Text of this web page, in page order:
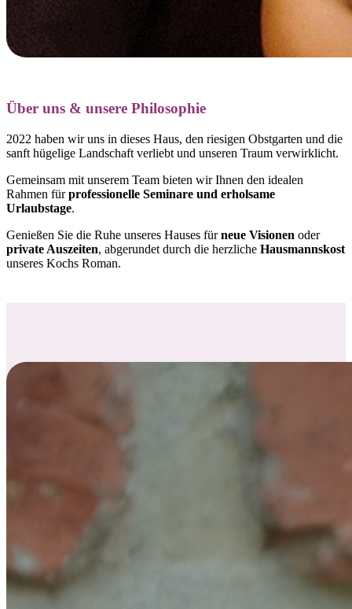
Über uns & unsere Philosophie
2022 haben wir uns in dieses Haus, den riesigen Obstgarten und die
sanft hügelige Landschaft verliebt und unseren Traum verwirklicht.
Gemeinsam mit unserem Team bieten wir Ihnen den idealen
Rahmen fürprofessionelle Seminare und erholsame
Urlaubstage.
Genießen Sie die Ruhe unseres Hauses fürneue Visionen oder
private Auszeiten, abgerundet durch die herzliche Hausmannskost
unseres Kochs Roman.